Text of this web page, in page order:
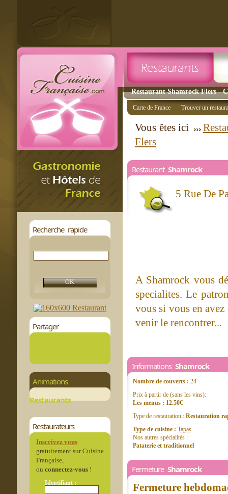
Restaurant Shamrock Flers -
Recherche rapide
Partager
Animations
Restaurants
Restaurateurs
Inscrivez vous
gratuitement sur Cuisine
Française,
ou connectez-vous!
Identifiant :
Carte de France Trouver un
Vous êtes ici
Flers
Restaurant Shamrock
5 Rue De
A Shamrock vous
specialites. Le
vous si vous en
venir le rencontrer...
Informations Shamrock
Nombre de couverts : 24
Prix à partir de (sans les vins):
Les menus : 12.50€
Type de restauration : Restauration
Type de cuisine : Tapas
Nos autres spécialités :
Pataterie et traditionnel
Fermeture Shamrock
Fermeture